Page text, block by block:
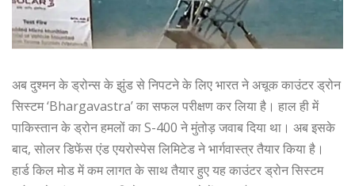
अब दुश्मन के ड्रोन्स के झुंड से निपटने के लिए भारत ने अचूक काउंटर ड्रोन
सिस्टम ‘Bhargavastra’ का सफल परीक्षण कर लिया है। हाल ही में
पाकिस्तान के ड्रोन हमलों का S-400 ने मुंतोड़ जवाब दिया था। अब इसके
बाद, सोलर डिफेंस एंड एयरोस्पेस लिमिटेड ने भार्गवास्त्र तैयार किया है।
हार्ड किल मोड में कम लागत के साथ तैयार हुए यह काउंटर ड्रोन सिस्टम